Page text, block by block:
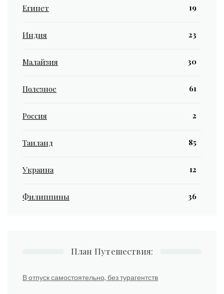
Египет 19
Индия 23
Малайзия 30
Полезное 61
Россия 2
Таиланд 85
Украина 12
Филиппины 36
План Путешествия:
В отпуск самостоятельно, без турагентств